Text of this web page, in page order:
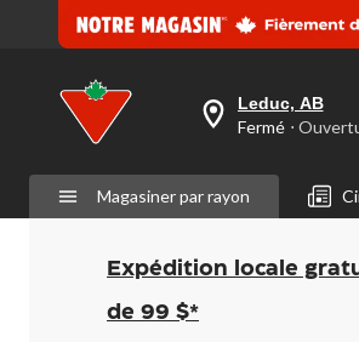
votre
est
Leduc,
AB,
Fermé,
Ouverture
à
Leduc, AB
Fermé
Magasiner par rayon
Expédition locale
de 99 $*